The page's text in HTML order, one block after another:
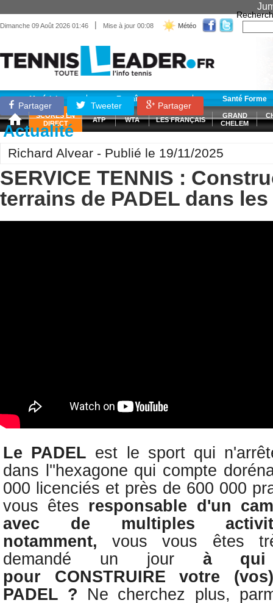
Dimanche 09 Août 2026 01:46 | Mise à jour 00:08 Météo
Matériel Entraînement Santé Forme
SCORES EN
DIRECT
ATP WTA LES FRANÇAIS
GRAND
CHELEM
Partager Tweeter Partager
Actualité
Richard Alvear - Publié le 19/11/2025
SERVICE TENNIS :
terrains de PADEL dans les
Le PADEL est le sport qui
dans l''hexagone qui compte
000 licenciés et près de 600 000
vous êtes responsable d'un
avec de multiples
notamment,vous vous êtes
demandé un jour à qui
pour
CONSTRUIRE
votre
PADEL ? Ne cherchez plus,